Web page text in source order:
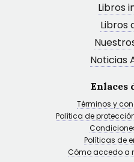
Libros
Libros
Noticias
Enlaces
Términos y
Política de
Políticas de
Cómo accedo a